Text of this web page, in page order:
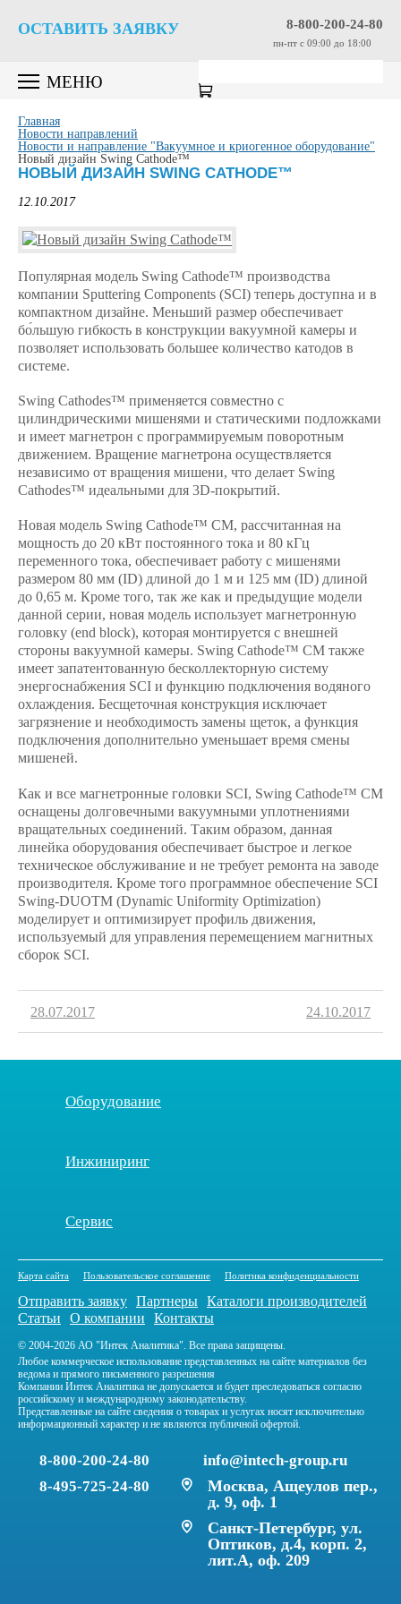
8-800-200-24-80
пн-пт c 09:00 до 18:00
ОСТАВИТЬ ЗАЯВКУ
МЕНЮ
Главная
Новости направлений
Новости и направление "Вакуумное и криогенное оборудование"
Новый дизайн Swing Cathode™
НОВЫЙ ДИЗАЙН SWING CATHODE™
12.10.2017
Популярная модель Swing Cathode™ производства
компании Sputtering Components (SCI) теперь доступна и в
компактном дизайне. Меньший размер обеспечивает
бо́льшую гибкость в конструкции вакуумной камеры и
позволяет использовать большее количество катодов в
системе.
Swing Cathodes™ применяется совместно с
цилиндрическими мишенями и статическими подложками
и имеет магнетрон с программируемым поворотным
движением. Вращение магнетрона осуществляется
независимо от вращения мишени, что делает Swing
Cathodes™ идеальными для 3D-покрытий.
Новая модель Swing Cathode™ CM, рассчитанная на
мощность до 20 кВт постоянного тока и 80 кГц
переменного тока, обеспечивает работу с мишенями
размером 80 мм (ID) длиной до 1 м и 125 мм (ID) длиной
до 0,65 м. Кроме того, так же как и предыдущие модели
данной серии, новая модель использует магнетронную
головку (end block), которая монтируется с внешней
стороны вакуумной камеры. Swing Cathode™ CM также
имеет запатентованную бесколлекторную систему
энергоснабжения SCI и функцию подключения водяного
охлаждения. Бесщеточная конструкция исключает
загрязнение и необходимость замены щеток, а функция
подключения дополнительно уменьшает время смены
мишеней.
Как и все магнетронные головки SCI, Swing Cathode™ CM
оснащены долговечными вакуумными уплотнениями
вращательных соединений. Таким образом, данная
линейка оборудования обеспечивает быстрое и легкое
техническое обслуживание и не требует ремонта на заводе
производителя. Кроме того программное обеспечение SCI
Swing-DUOTM (Dynamic Uniformity Optimization)
моделирует и оптимизирует профиль движения,
используемый для управления перемещением магнитных
сборок SCI.
28.07.2017 24.10.2017
Оборудование
Инжиниринг
Сервис
Карта сайта Пользовательское соглашение Политика конфиденциальности
Отправить заявку Партнеры Каталоги производителей
Статьи
О компании Контакты
© 2004-2026 АО "Интек Аналитика". Все права защищены.
Любое коммерческое использование представленных на сайте материалов без
ведома и прямого письменного разрешения
Компании Интек Аналитика не допускается и будет преследоваться согласно
российскому и международному законодательству.
Представленные на сайте сведения о товарах и услугах носят исключительно
информационный характер и не являются публичной офертой.
8-800-200-24-80
8-495-725-24-80
info@intech-group.ru
Москва, Ащеулов пер.,
д. 9, оф. 1
Санкт-Петербург, ул.
Оптиков, д.4, корп. 2,
лит.А, оф. 209